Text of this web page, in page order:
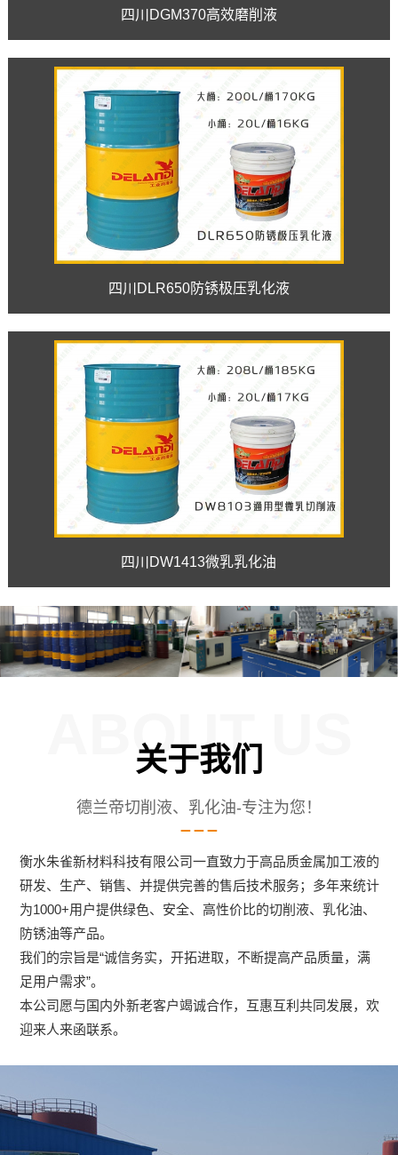
四川DGM370高效磨削液
四川DLR650防锈极压乳化液
四川DW1413微乳乳化油
关于我们
ABOUT US
德兰帝切削液、乳化油-专注为您！
衡水朱雀新材料科技有限公司一直致力于高品质金属加工液的
研发、生产、销售、并提供完善的售后技术服务；多年来统计
为1000+用户提供绿色、安全、高性价比的切削液、乳化油、
防锈油等产品。
我们的宗旨是“诚信务实，开拓进取，不断提高产品质量，满
足用户需求”。
本公司愿与国内外新老客户竭诚合作，互惠互利共同发展，欢
迎来人来函联系。